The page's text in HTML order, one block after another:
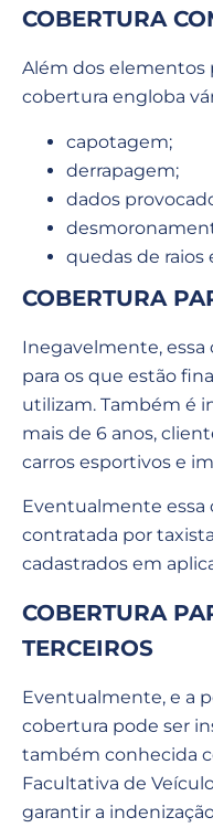
COBERTURA
Além dos elementos
cobertura engloba
capotagem;
derrapagem;
dados
quedas de
COBERTURA
Inegavelmente,
para os que estão
utilizam. Também é
mais de 6 anos,
carros esportivos e
Eventualmente essa
contratada por
cadastrados em
COBERTURA
TERCEIROS
Eventualmente, e a
cobertura pode ser
também conhecida
Facultativa de
garantir a